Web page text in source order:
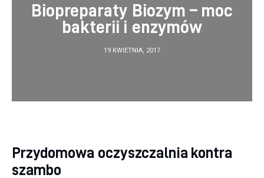
Dom i ogród
Więcej
Biopreparaty Biozym – moc
bakterii i enzymów
19 KWIETNIA, 2017
Przydomowa oczyszczalnia kontra
szambo